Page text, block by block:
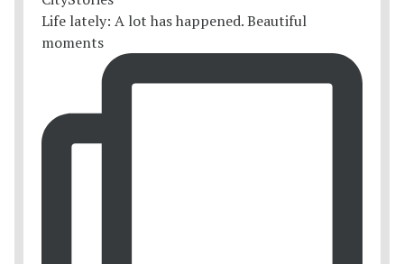
Life lately: A lot has happened. Beautiful
moments